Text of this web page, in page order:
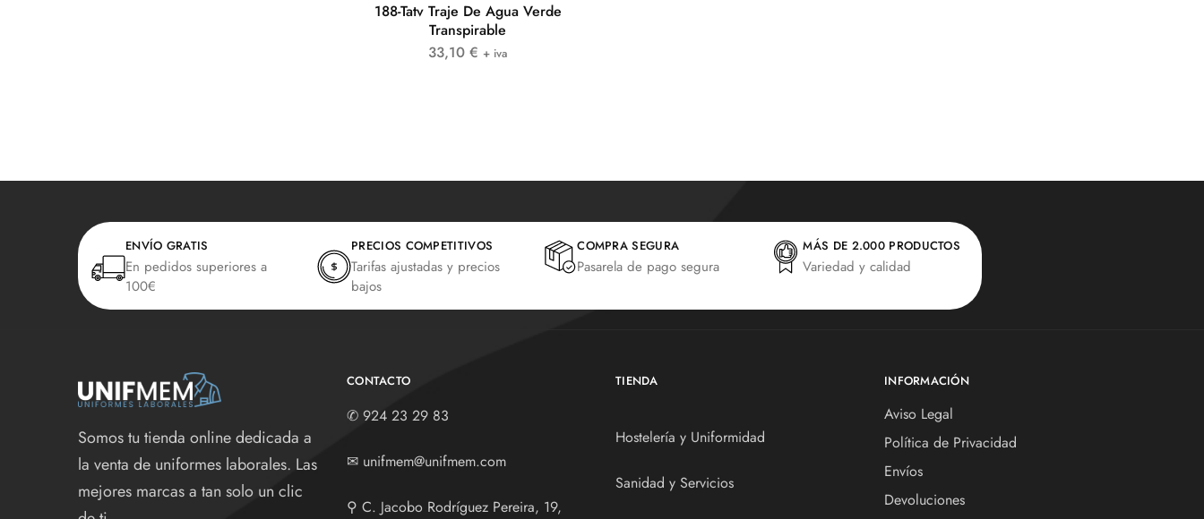
188-Tatv Traje De Agua Verde
Transpirable
33,10 € + iva
ENVÍO GRATIS
En pedidos superiores a
100€
PRECIOS COMPETITIVOS
Tarifas ajustadas y precios
bajos
COMPRA SEGURA
Pasarela de pago segura
MÁS DE 2.000 PRODUCTOS
Variedad y calidad
Somos tu tienda online dedicada a
la venta de uniformes laborales. Las
mejores marcas a tan solo un clic
CONTACTO
✆ 924 23 29 83
✉ unifmem@unifmem.com
⚲ C. Jacobo Rodríguez Pereira, 19,
TIENDA
Hostelería y Uniformidad
Sanidad y Servicios
INFORMACIÓN
Aviso Legal
Política de Privacidad
Envíos
Devoluciones